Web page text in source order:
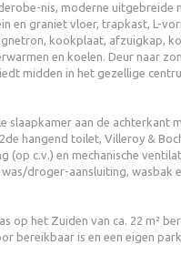
nis, moderne uitgebreide
en graniet vloer, trapkast, L-
kookplaat, afzuigkap,
en koelen. Deur naar
midden in het gezellige
slaapkamer aan de achterkant
hangend toilet, Villeroy &
(op c.v.) en mechanische
droger-aansluiting, wasbak
op het Zuiden van ca. 22 m²
bereikbaar is en een eigen